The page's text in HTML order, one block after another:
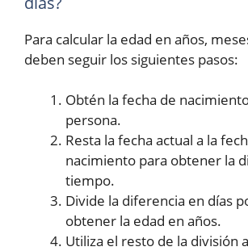
Para calcular la edad en años,
deben seguir los siguientes pasos:
Obtén la fecha de
persona.
Resta la fecha actual a la
nacimiento para obtener la
tiempo.
Divide la diferencia en días
obtener la edad en años.
Utiliza el resto de la división